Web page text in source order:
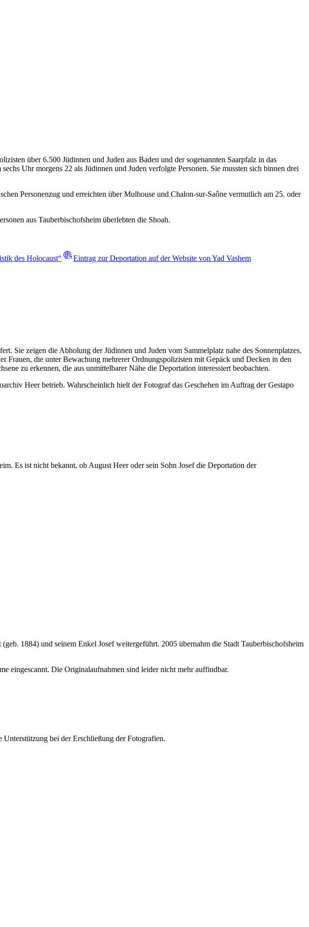
über 6.500 Jüdinnen und Juden aus Baden und der sogenannten Saarpfalz in das
Uhr morgens 22 als Jüdinnen und Juden verfolgte Personen. Sie mussten sich binnen drei
Personenzug und erreichten über Mulhouse und Chalon-sur-Saône vermutlich am 25. oder
aus Tauberbischofsheim überlebten die Shoah.
des Holocaust“
Eintrag zur Deportation auf der Website von Yad Vashem
Sie zeigen die Abholung der Jüdinnen und Juden vom Sammelplatz nahe des Sonnenplatzes.
Frauen, die unter Bewachung mehrerer Ordnungspolizisten mit Gepäck und Decken in den
zu erkennen, die aus unmittelbarer Nähe die Deportation interessiert beobachten.
Heer betrieb. Wahrscheinlich hielt der Fotograf das Geschehen im Auftrag der Gestapo
Es ist nicht bekannt, ob August Heer oder sein Sohn Josef die Deportation der
1884) und seinem Enkel Josef weitergeführt. 2005 übernahm die Stadt Tauberbischofsheim
eingescannt. Die Originalaufnahmen sind leider nicht mehr auffindbar.
bei der Erschließung der Fotografien.